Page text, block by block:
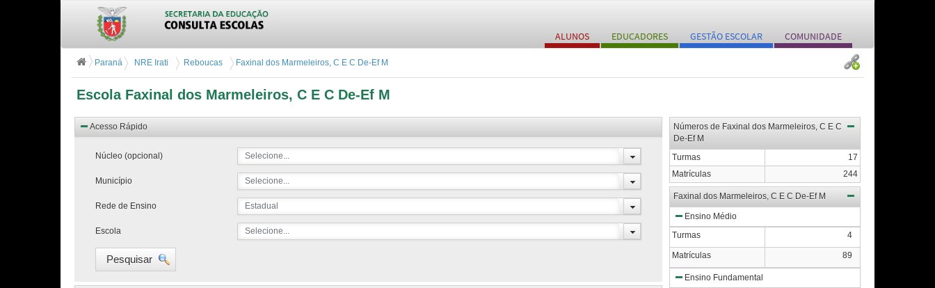
ALUNOS EDUCADORES GESTÃO ESCOLAR COMUNIDADE
Escola Faxinal dos Marmeleiros, C E C De-Ef M
Paraná NRE Irati Reboucas Faxinal dos Marmeleiros, C E C De-Ef M
Acesso Rápido
Núcleo (opcional) Selecione...
Município Selecione...
Rede de Ensino Estadual
Escola Selecione...
Pesquisar
Números de Faxinal dos Marmeleiros, C E C
De-Ef M
Turmas
17
Matrículas
244
Faxinal dos Marmeleiros, C E C De-Ef M
Ensino Médio
Turmas
4
Matrículas 89
Ensino Fundamental